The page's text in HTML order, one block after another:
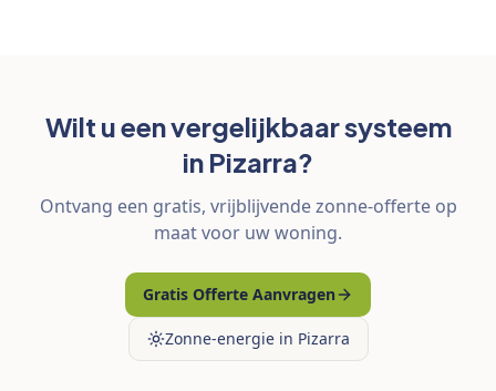
Wilt u een vergelijkbaar systeem
in Pizarra?
Ontvang een gratis, vrijblijvende zonne-offerte op
maat voor uw woning.
Gratis Offerte Aanvragen
Zonne-energie in Pizarra